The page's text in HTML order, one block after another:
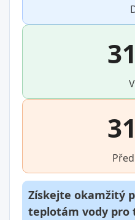
Získejte okamžitý
teplotám vody pro